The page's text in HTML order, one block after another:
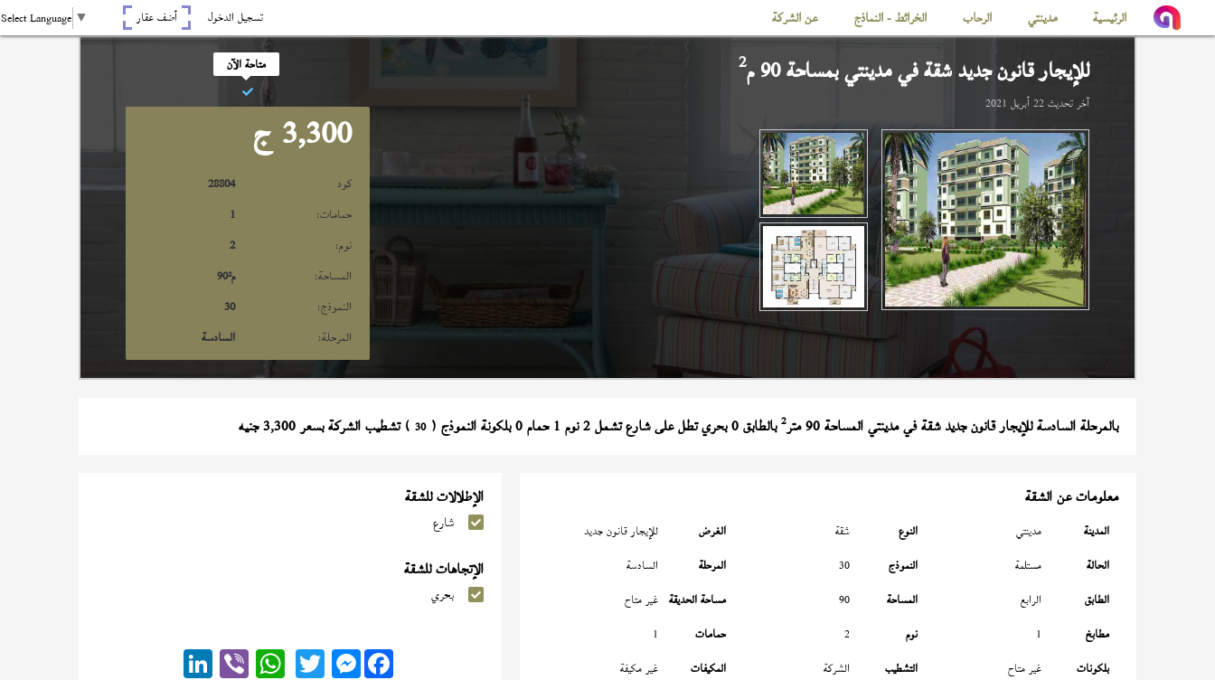
الرئيسية مدينتي الرحاب الخرائط - النماذج عن الشركة تسجيل الدخول أضف عقار Select Language ▼
للإيجار قانون جديد شقة فيمدينتيبمساحة 90 م 2
آخر تحديث22 أبريل 2021
متاحة الآن
3,300 ج
كود
28804
حمامات:
1
نوم:
2
المساحة:
90م²
النموذج:
30
المرحلة:
السادسة
بالمرحلة السادسة للإيجار قانون جديد شقة في مدينتي المساحة 90 متر 2بالطابق 0 بحري تطل على شارع تشمل 2 نوم 1 حمام 0 بلكونة النموذج ( 30 ) تشطيب الشركة بسعر 3,300 جنيه
معلومات عن الشقة
المدينة مدينتي النوع شقة الغرض
للإيجار قانون جديد
الحالة
مستلمة النموذج 30 المرحلة
السادسة
الطابق
الرابع المساحة 90 مساحة الحديقة غير متاح
مطابخ
1 نوم 2 حمامات
1
بلكونات
غير متاح التشطيب الشركة المكيفات
غير مكيفة
الإطلالات للشقة
شارع
الإتجاهات للشقة
بحري
Messenger